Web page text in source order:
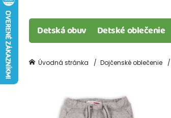
Detská obuv Detské oblečenie
Úvodná stránka Dojčenské oblečenie